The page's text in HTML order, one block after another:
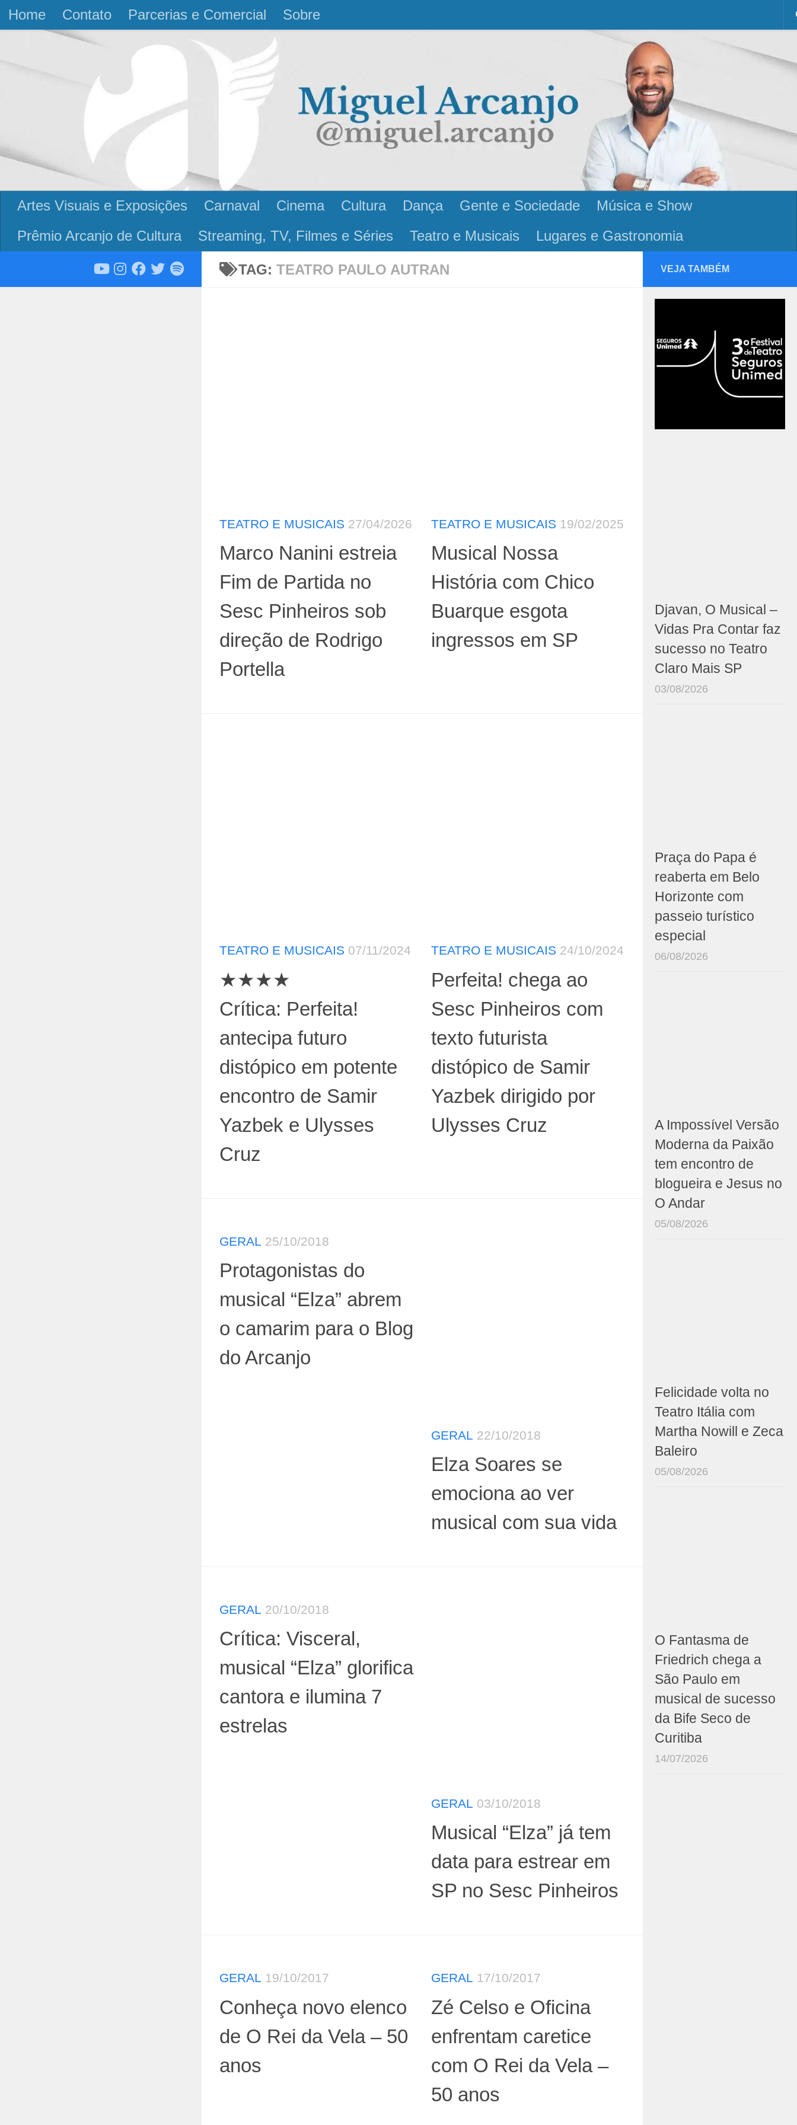
Skip to content
Home Contato Parcerias e Comercial Sobre
Artes Visuais e Exposições Carnaval Cinema Cultura Dança Gente e Sociedade
Música e Show
Prêmio Arcanjo de Cultura
Streaming, TV, Filmes e Séries Teatro e Musicais Lugares e Gastronomia
TAG: TEATRO PAULO AUTRAN
TEATRO E MUSICAIS 27/04/2026
Marco Nanini estreia
Fim de Partida no
Sesc Pinheiros sob
direção de Rodrigo
Portella
TEATRO E MUSICAIS 19/02/2025
Musical Nossa
História com Chico
Buarque esgota
ingressos em SP
TEATRO E MUSICAIS 07/11/2024
★★★★
Crítica: Perfeita!
antecipa futuro
distópico em potente
encontro de Samir
Yazbek e Ulysses
Cruz
TEATRO E MUSICAIS 24/10/2024
Perfeita! chega ao
Sesc Pinheiros com
texto futurista
distópico de Samir
Yazbek dirigido por
Ulysses Cruz
GERAL 25/10/2018
Protagonistas do
musical “Elza” abrem
o camarim para o Blog
do Arcanjo
GERAL 22/10/2018
Elza Soares se
emociona ao ver
musical com sua vida
GERAL 20/10/2018
Crítica: Visceral,
musical “Elza” glorifica
cantora e ilumina 7
estrelas
GERAL 03/10/2018
Musical “Elza” já tem
data para estrear em
SP no Sesc Pinheiros
GERAL 19/10/2017
Conheça novo elenco
de O Rei da Vela – 50
anos
GERAL 17/10/2017
Zé Celso e Oficina
enfrentam caretice
com O Rei da Vela –
50 anos
VEJA TAMBÉM
Djavan, O Musical –
Vidas Pra Contar faz
sucesso no Teatro
Claro Mais SP
03/08/2026
Praça do Papa é
reaberta em Belo
Horizonte com
passeio turístico
especial
06/08/2026
A Impossível Versão
Moderna da Paixão
tem encontro de
blogueira e Jesus no
O Andar
05/08/2026
Felicidade volta no
Teatro Itália com
Martha Nowill e Zeca
Baleiro
05/08/2026
O Fantasma de
Friedrich chega a
São Paulo em
musical de sucesso
da Bife Seco de
Curitiba
14/07/2026